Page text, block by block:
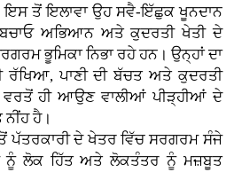
ਇਸ ਤੋਂ ਇਲਾਵਾ ਉਹ ਸਵੈ-ਇੱਛੁਕ ਖੂਨਦਾਨ
ਬਚਾਓ ਅਭਿਆਨ ਅਤੇ ਕੁਦਰਤੀ ਖੇਤੀ ਦੇ
ਭੂਮਿਕਾ ਨਿਭਾ ਰਹੇ ਹਨ। ਉਨ੍ਹਾਂ ਦਾ
ਰੱਖਿਆ, ਪਾਣੀ ਦੀ ਬੱਚਤ ਅਤੇ ਕੁਦਰਤੀ
ਵਰਤੋਂ ਹੀ ਆਉਣ ਵਾਲੀਆਂ ਪੀੜ੍ਹੀਆਂ ਦੇ
ਹੈ।
ਪੱਤਰਕਾਰੀ ਦੇ ਖੇਤਰ ਵਿੱਚ ਸਰਗਰਮ ਸੰਜੇ
ਨੂੰ ਲੋਕ ਹਿੱਤ ਅਤੇ ਲੋਕਤੰਤਰ ਨੂੰ ਮਜ਼ਬੂਤ